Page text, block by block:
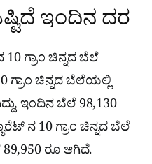
ಇಂದಿನ ದರ
ಗ್ರಾಂ ಚಿನ್ನದ ಬೆಲೆ
ಗ್ರಾಂ ಚಿನ್ನದ ಬೆಲೆಯಲ್ಲಿ
ಇಂದಿನ ಬೆಲೆ 98,130
ನ 10 ಗ್ರಾಂ ಚಿನ್ನದ ಬೆಲೆ
ರೂ ಆಗಿದೆ.